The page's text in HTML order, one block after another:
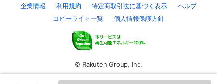
企業情報 利用規約 特定商取引法に基づく表示
ヘルプ
コピーライト一覧
個人情報保護方針
© Rakuten Group, Inc.